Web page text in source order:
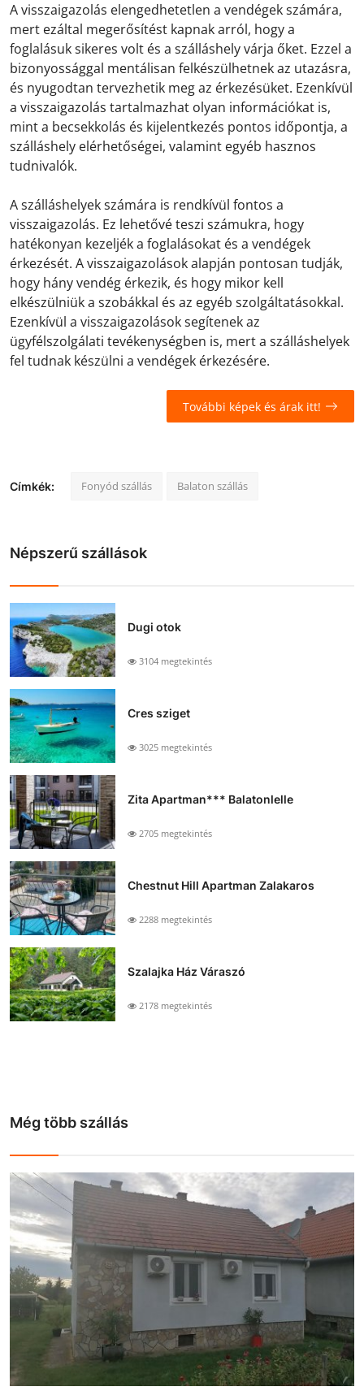
A visszaigazolás elengedhetetlen a vendégek számára,
mert ezáltal megerősítést kapnak arról, hogy a
foglalásuk sikeres volt és a szálláshely várja őket. Ezzel a
bizonyossággal mentálisan felkészülhetnek az utazásra,
és nyugodtan tervezhetik meg az érkezésüket. Ezenkívül
a visszaigazolás tartalmazhat olyan információkat is,
mint a becsekkolás és kijelentkezés pontos időpontja, a
szálláshely elérhetőségei, valamint egyéb hasznos
tudnivalók.
A szálláshelyek számára is rendkívül fontos a
visszaigazolás. Ez lehetővé teszi számukra, hogy
hatékonyan kezeljék a foglalásokat és a vendégek
érkezését. A visszaigazolások alapján pontosan tudják,
hogy hány vendég érkezik, és hogy mikor kell
elkészülniük a szobákkal és az egyéb szolgáltatásokkal.
Ezenkívül a visszaigazolások segítenek az
ügyfélszolgálati tevékenységben is, mert a szálláshelyek
fel tudnak készülni a vendégek érkezésére.
További képek és árak itt!
Címkék: Fonyód szállás Balaton szállás
Népszerű szállások
Dugi otok
3104 megtekintés
Cres sziget
3025 megtekintés
Zita Apartman*** Balatonlelle
2705 megtekintés
Chestnut Hill Apartman Zalakaros
2288 megtekintés
Szalajka Ház Váraszó
2178 megtekintés
Még több szállás